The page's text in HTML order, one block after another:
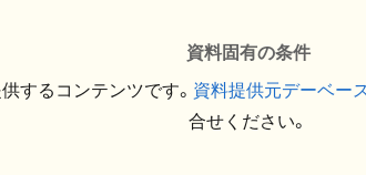
資料固有の条件
するコンテンツです。 資料提供元デーベー
合せください。